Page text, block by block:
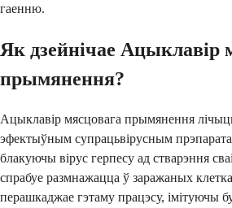
гаенню.
Як дзейнічае Ацыклавір
прымянення?
Ацыклавір мясцовага прымянення
эфектыўным супрацьвірусным
блакуючы вірус герпесу ад стварэння
спрабуе размнажацца ў заражаных
перашкаджае гэтаму працэсу, імітуючы